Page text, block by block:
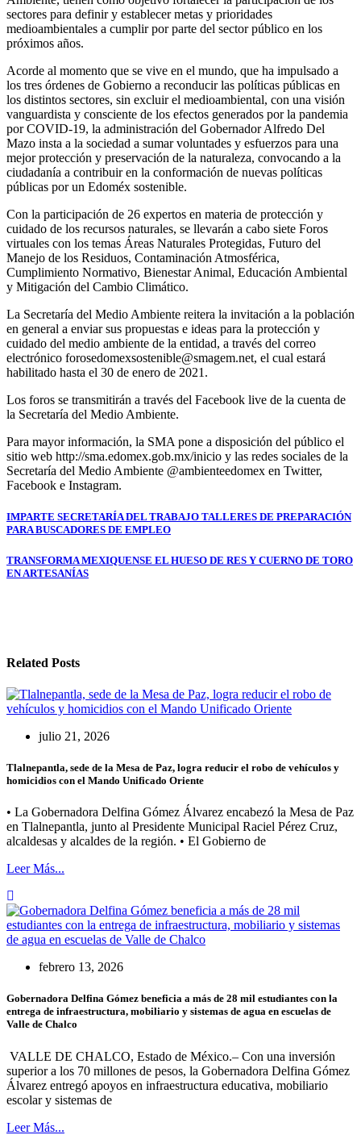
sectores para definir y establecer metas y prioridades
medioambientales a cumplir por parte del sector público en los
próximos años.
Acorde al momento que se vive en el mundo, que ha impulsado a
los tres órdenes de Gobierno a reconducir las políticas públicas en
los distintos sectores, sin excluir el medioambiental, con una visión
vanguardista y consciente de los efectos generados por la pandemia
por COVID-19, la administración del Gobernador Alfredo Del
Mazo insta a la sociedad a sumar voluntades y esfuerzos para una
mejor protección y preservación de la naturaleza, convocando a la
ciudadanía a contribuir en la conformación de nuevas políticas
públicas por un Edoméx sostenible.
Con la participación de 26 expertos en materia de protección y
cuidado de los recursos naturales, se llevarán a cabo siete Foros
virtuales con los temas Áreas Naturales Protegidas, Futuro del
Manejo de los Residuos, Contaminación Atmosférica,
Cumplimiento Normativo, Bienestar Animal, Educación Ambiental
y Mitigación del Cambio Climático.
La Secretaría del Medio Ambiente reitera la invitación a la población
en general a enviar sus propuestas e ideas para la protección y
cuidado del medio ambiente de la entidad, a través del correo
electrónico forosedomexsostenible@smagem.net, el cual estará
habilitado hasta el 30 de enero de 2021.
Los foros se transmitirán a través del Facebook live de la cuenta de
la Secretaría del Medio Ambiente.
Para mayor información, la SMA pone a disposición del público el
sitio web http://sma.edomex.gob.mx/inicio y las redes sociales de la
Secretaría del Medio Ambiente @ambienteedomex en Twitter,
Facebook e Instagram.
Navegación
de
entradas
IMPARTE SECRETARÍA DEL TRABAJO TALLERES DE PREPARACIÓN
PARA BUSCADORES DE EMPLEO
TRANSFORMA MEXIQUENSE EL HUESO DE RES Y CUERNO DE TORO
EN ARTESANÍAS
Related Posts
julio 21, 2026
Tlalnepantla, sede de la Mesa de Paz, logra reducir el robo de vehículos y
homicidios con el Mando Unificado Oriente
• La Gobernadora Delfina Gómez Álvarez encabezó la Mesa de Paz
en Tlalnepantla, junto al Presidente Municipal Raciel Pérez Cruz,
alcaldesas y alcaldes de la región. • El Gobierno de
Leer Más...
febrero 13, 2026
Gobernadora Delfina Gómez beneficia a más de 28 mil estudiantes con la
entrega de infraestructura, mobiliario y sistemas de agua en escuelas de
Valle de Chalco
VALLE DE CHALCO, Estado de México.– Con una inversión
superior a los 70 millones de pesos, la Gobernadora Delfina Gómez
Álvarez entregó apoyos en infraestructura educativa, mobiliario
escolar y sistemas de
Leer Más...